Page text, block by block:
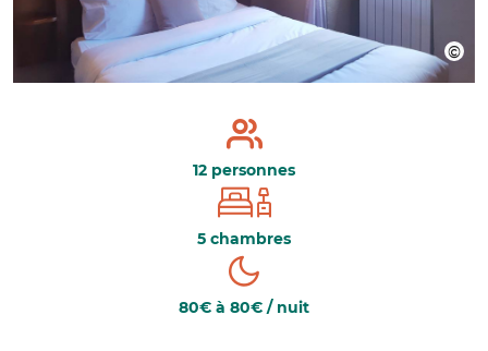
12 personnes
5 chambres
80€ à 80€ / nuit